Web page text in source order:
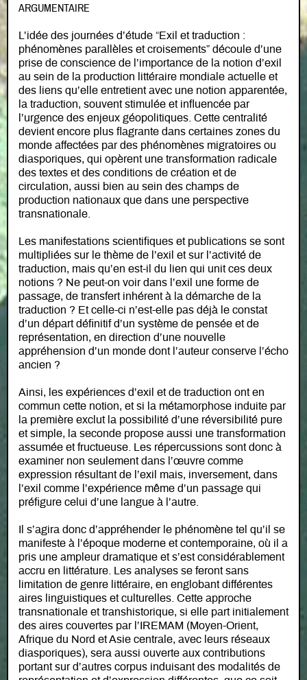
ARGUMENTAIRE
L’idée des journées d’étude “Exil et traduction :
phénomènes parallèles et croisements” découle d’une
prise de conscience de l’importance de la notion d’exil
au sein de la production littéraire mondiale actuelle et
des liens qu’elle entretient avec une notion apparentée,
la traduction, souvent stimulée et influencée par
l’urgence des enjeux géopolitiques. Cette centralité
devient encore plus flagrante dans certaines zones du
monde affectées par des phénomènes migratoires ou
diasporiques, qui opèrent une transformation radicale
des textes et des conditions de création et de
circulation, aussi bien au sein des champs de
production nationaux que dans une perspective
transnationale.
Les manifestations scientifiques et publications se sont
multipliées sur le thème de l’exil et sur l’activité de
traduction, mais qu’en est-il du lien qui unit ces deux
notions ? Ne peut-on voir dans l’exil une forme de
passage, de transfert inhérent à la démarche de la
traduction ? Et celle-ci n’est-elle pas déjà le constat
d’un départ définitif d’un système de pensée et de
représentation, en direction d’une nouvelle
appréhension d’un monde dont l’auteur conserve l’écho
ancien ?
Ainsi, les expériences d’exil et de traduction ont en
commun cette notion, et si la métamorphose induite par
la première exclut la possibilité d’une réversibilité pure
et simple, la seconde propose aussi une transformation
assumée et fructueuse. Les répercussions sont donc à
examiner non seulement dans l’œuvre comme
expression résultant de l’exil mais, inversement, dans
l’exil comme l’expérience même d’un passage qui
préfigure celui d’une langue à l’autre.
Il s’agira donc d’appréhender le phénomène tel qu’il se
manifeste à l’époque moderne et contemporaine, où il a
pris une ampleur dramatique et s’est considérablement
accru en littérature. Les analyses se feront sans
limitation de genre littéraire, en englobant différentes
aires linguistiques et culturelles. Cette approche
transnationale et transhistorique, si elle part initialement
des aires couvertes par l’IREMAM (Moyen-Orient,
Afrique du Nord et Asie centrale, avec leurs réseaux
diasporiques), sera aussi ouverte aux contributions
portant sur d’autres corpus induisant des modalités de